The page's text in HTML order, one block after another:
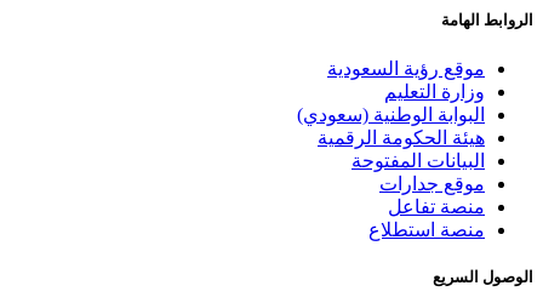
الروابط الهامة
موقع رؤية السعودية
وزارة التعليم
البوابة الوطنية (سعودي)
هيئة الحكومة الرقمية
البيانات المفتوحة
موقع جدارات
منصة تفاعل
منصة استطلاع
الوصول السريع